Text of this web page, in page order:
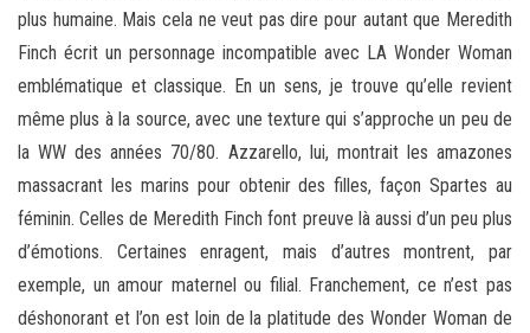
plus humaine. Mais cela ne veut pas dire pour autant que Meredith
Finch écrit un personnage incompatible avec LA Wonder Woman
emblématique et classique. En un sens, je trouve qu’elle revient
même plus à la source, avec une texture qui s’approche un peu de
la WW des années 70/80. Azzarello, lui, montrait les amazones
massacrant les marins pour obtenir des filles, façon Spartes au
féminin. Celles de Meredith Finch font preuve là aussi d’un peu plus
d’émotions. Certaines enragent, mais d’autres montrent, par
exemple, un amour maternel ou filial. Franchement, ce n’est pas
déshonorant et l’on est loin de la platitude des Wonder Woman de